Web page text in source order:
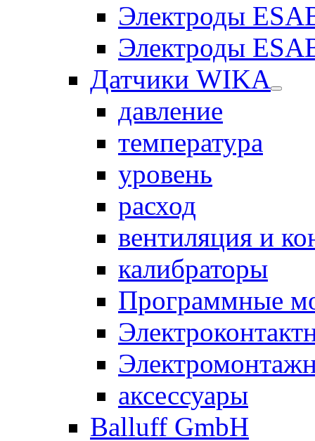
Электроды
Электроды
Датчики WIKA
давление
температура
уровень
расход
вентиляция и
калибраторы
Программные
аксессуары
Balluff GmbH